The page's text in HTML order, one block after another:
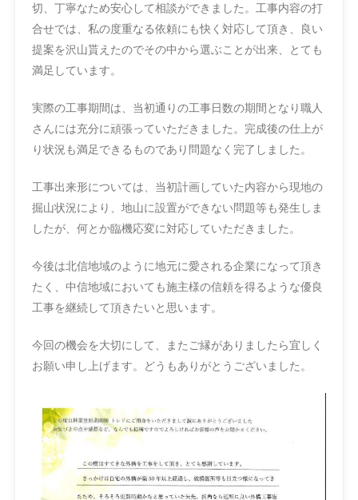
切、丁寧なため安心して相談ができました。工事内容の打
合せでは、私の度重なる依頼にも快く対応して頂き、良い
提案を沢山貰えたのでその中から選ぶことが出来、とても
満足しています。
実際の工事期間は、当初通りの工事日数の期間となり職人
さんには充分に頑張っていただきました。完成後の仕上が
り状況も満足できるものであり問題なく完了しました。
工事出来形については、当初計画していた内容から現地の
掘山状況により、地山に設置ができない問題等も発生しま
したが、何とか臨機応変に対応していただきました。
今後は北信地域のように地元に愛される企業になって頂き
たく、中信地域においても施主様の信頼を得るような優良
工事を継続して頂きたいと思います。
今回の機会を大切にして、またご縁がありましたら宜しく
お願い申し上げます。どうもありがとうございました。